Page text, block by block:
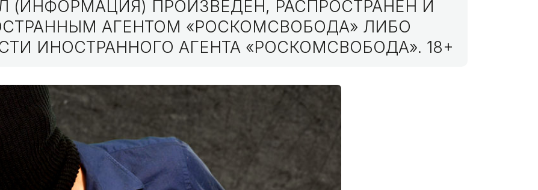
(ИНФОРМАЦИЯ) ПРОИЗВЕДЕН, РАСПРОСТРАНЕН И
АГЕНТОМ «РОСКОМСВОБОДА» ЛИБО
ИНОСТРАННОГО АГЕНТА «РОСКОМСВОБОДА». 18+